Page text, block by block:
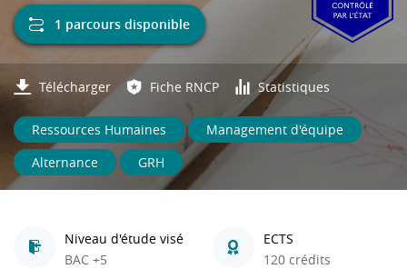
1 parcours disponible
Télécharger Fiche RNCP Statistiques
Ressources Humaines
Management d'équipe
Alternance
GRH
Niveau d'étude visé
BAC +5
ECTS
120 crédits